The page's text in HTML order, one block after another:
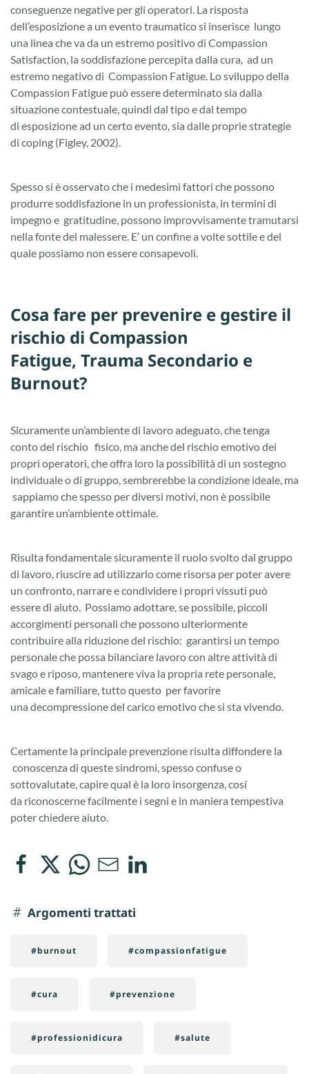
conseguenze negative per gli operatori. La risposta
dell’esposizione a un evento traumatico si inserisce lungo
una linea che va da un estremo positivo di Compassion
Satisfaction, la soddisfazione percepita dalla cura, ad un
estremo negativo di Compassion Fatigue. Lo sviluppo della
Compassion Fatigue può essere determinato sia dalla
situazione contestuale, quindi dal tipo e dal tempo
di esposizione ad un certo evento, sia dalle proprie strategie
di coping (Figley, 2002).
Spesso si è osservato che i medesimi fattori che possono
produrre soddisfazione in un professionista, in termini di
impegno e gratitudine, possono improvvisamente tramutarsi
nella fonte del malessere. E’ un confine a volte sottile e del
quale possiamo non essere consapevoli.
Cosa fare per prevenire e gestire il
rischio di Compassion
Fatigue, Trauma Secondario e
Burnout?
Sicuramente un’ambiente di lavoro adeguato, che tenga
conto del rischio fisico, ma anche del rischio emotivo dei
propri operatori, che offra loro la possibilità di un sostegno
individuale o di gruppo, sembrerebbe la condizione ideale, ma
sappiamo che spesso per diversi motivi, non è possibile
garantire un’ambiente ottimale.
Risulta fondamentale sicuramente il ruolo svolto dal gruppo
di lavoro, riuscire ad utilizzarlo come risorsa per poter avere
un confronto, narrare e condividere i propri vissuti può
essere di aiuto. Possiamo adottare, se possibile, piccoli
accorgimenti personali che possono ulteriormente
contribuire alla riduzione del rischio: garantirsi un tempo
personale che possa bilanciare lavoro con altre attività di
svago e riposo, mantenere viva la propria rete personale,
amicale e familiare, tutto questo per favorire
una decompressione del carico emotivo che si sta vivendo.
Certamente la principale prevenzione risulta diffondere la
conoscenza di queste sindromi, spesso confuse o
sottovalutate, capire qual è la loro insorgenza, cosí
da riconoscerne facilmente i segni e in maniera tempestiva
poter chiedere aiuto.
Argomenti trattati
#burnout #compassionfatigue
#cura #prevenzione
#professionidicura #salute